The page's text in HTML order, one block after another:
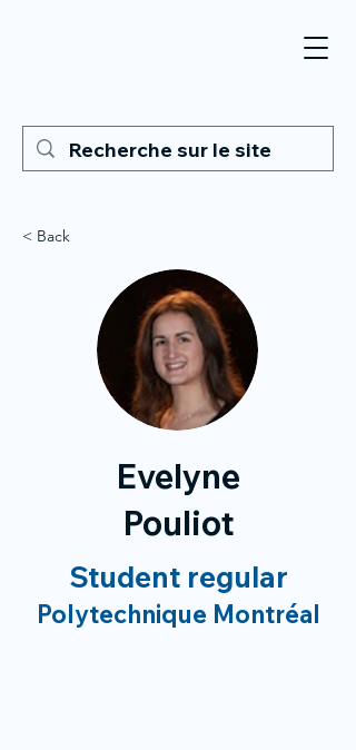
< Back
Evelyne
Pouliot
Student regular
Polytechnique Montréal